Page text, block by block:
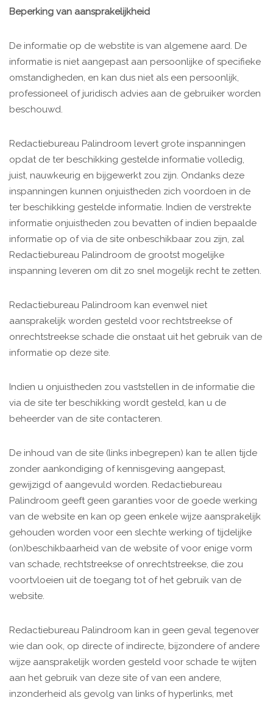
Beperking van aansprakelijkheid
De informatie op de webstite is van algemene aard. De
informatie is niet aangepast aan persoonlijke of specifieke
omstandigheden, en kan dus niet als een persoonlijk,
professioneel of juridisch advies aan de gebruiker worden
beschouwd.
Redactiebureau Palindroom levert grote inspanningen
opdat de ter beschikking gestelde informatie volledig,
juist, nauwkeurig en bijgewerkt zou zijn. Ondanks deze
inspanningen kunnen onjuistheden zich voordoen in de
ter beschikking gestelde informatie. Indien de verstrekte
informatie onjuistheden zou bevatten of indien bepaalde
informatie op of via de site onbeschikbaar zou zijn, zal
Redactiebureau Palindroom de grootst mogelijke
inspanning leveren om dit zo snel mogelijk recht te zetten.
Redactiebureau Palindroom kan evenwel niet
aansprakelijk worden gesteld voor rechtstreekse of
onrechtstreekse schade die onstaat uit het gebruik van de
informatie op deze site.
Indien u onjuistheden zou vaststellen in de informatie die
via de site ter beschikking wordt gesteld, kan u de
beheerder van de site contacteren.
De inhoud van de site (links inbegrepen) kan te allen tijde
zonder aankondiging of kennisgeving aangepast,
gewijzigd of aangevuld worden. Redactiebureau
Palindroom geeft geen garanties voor de goede werking
van de website en kan op geen enkele wijze aansprakelijk
gehouden worden voor een slechte werking of tijdelijke
(on)beschikbaarheid van de website of voor enige vorm
van schade, rechtstreekse of onrechtstreekse, die zou
voortvloeien uit de toegang tot of het gebruik van de
website.
Redactiebureau Palindroom kan in geen geval tegenover
wie dan ook, op directe of indirecte, bijzondere of andere
wijze aansprakelijk worden gesteld voor schade te wijten
aan het gebruik van deze site of van een andere,
inzonderheid als gevolg van links of hyperlinks, met